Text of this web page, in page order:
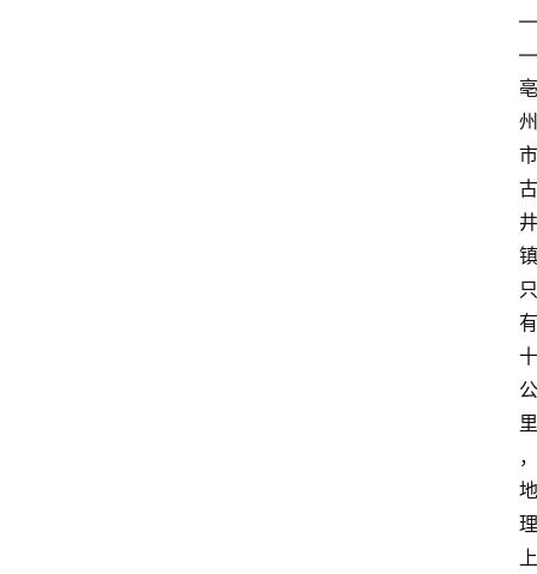
—
—
亳
州
市
古
井
镇
只
有
十
公
里
，
地
理
上